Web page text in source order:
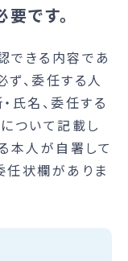
です。
できる内容であ
、委任する人
氏名、委任する
ついて記載し
本人が自署して
任状欄がありま